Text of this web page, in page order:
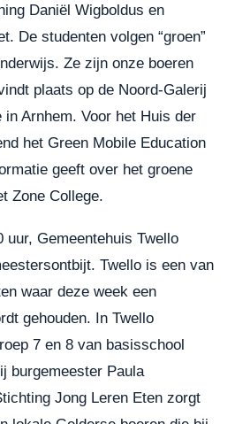
Daniël Wigboldus en
De studenten volgen “groen”
Ze zijn onze boeren
plaats op de Noord-Galerij
Arnhem. Voor het Huis der
het Green Mobile Education
geeft over het groene
Zone College.
uur, Gemeentehuis Twello
Twello is een van
waar deze week een
gehouden. In Twello
7 en 8 van basisschool
burgemeester Paula
Jong Leren Eten zorgt